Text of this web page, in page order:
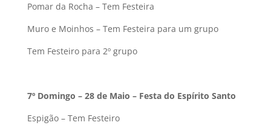
Pomar da Rocha – Tem Festeira
Muro e Moinhos – Tem Festeira para um grupo
Tem Festeiro para 2º grupo
7º Domingo – 28 de Maio – Festa do Espírito Santo
Espigão – Tem Festeiro